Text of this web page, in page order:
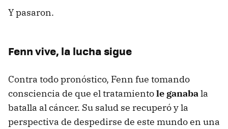
Y pasaron.
Fenn vive, la lucha sigue
Contra todo pronóstico, Fenn fue tomando
consciencia de que el tratamientole ganaba la
batalla al cáncer. Su salud se recuperó y la
perspectiva de despedirse de este mundo en una